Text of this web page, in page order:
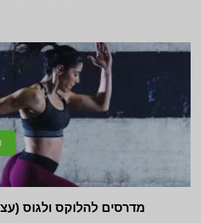
מדרסים להלוקס ולגוס